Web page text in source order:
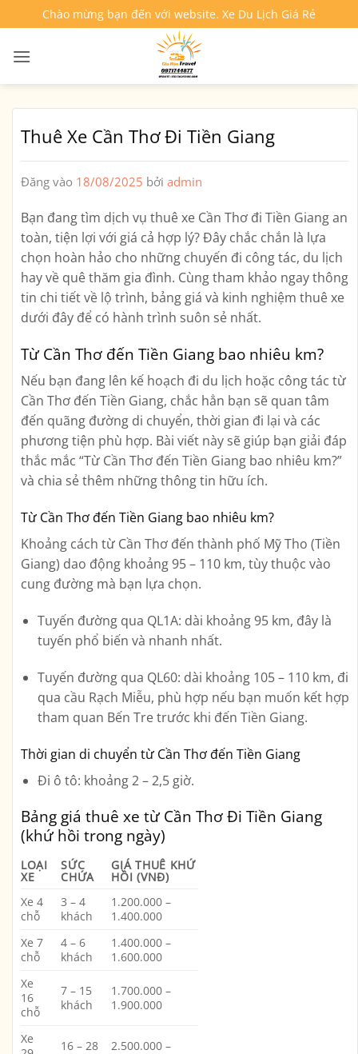
qua
nội
Chào mừng bạn đến với website. Xe Du Lịch Giá Rẻ
Thuê Xe Cần Thơ Đi Tiền Giang
Đăng vào 18/08/2025 bởi admin
Bạn đang tìm dịch vụ thuê xe Cần Thơ đi Tiền Giangan
toàn, tiện lợi với giá cả hợp lý? Đây chắc chắn là lựa
chọn hoàn hảo cho những chuyến đi công tác, du lịch
hay về quê thăm gia đình. Cùng tham khảo ngay thông
tin chi tiết về lộ trình, bảng giá và kinh nghiệm thuê xe
dưới đây để có hành trình suôn sẻ nhất.
Từ Cần Thơ đến Tiền Giang bao nhiêu km?
Nếu bạn đang lên kế hoạch đi du lịch hoặc công tác từ
Cần Thơ đến Tiền Giang, chắc hẳn bạn sẽ quan tâm
đến quãng đường di chuyển, thời gian đi lại và các
phương tiện phù hợp. Bài viết này sẽ giúp bạn giải đáp
thắc mắc “Từ Cần Thơ đến Tiền Giang bao nhiêu km?”
và chia sẻ thêm những thông tin hữu ích.
Từ Cần Thơ đến Tiền Giang bao nhiêu km?
Khoảng cách từ Cần Thơ đến thành phố Mỹ Tho (Tiền
Giang) dao động khoảng95 – 110 km, tùy thuộc vào
cung đường mà bạn lựa chọn.
Tuyến đường qua QL1A: dài khoảng95 km, đây là
tuyến phổ biến và nhanh nhất.
Tuyến đường qua QL60: dài khoảng 105 – 110 km, đi
qua cầu Rạch Miễu, phù hợp nếu bạn muốn kết hợp
tham quan Bến Tre trước khi đến Tiền Giang.
Thời gian di chuyển từ Cần Thơ đến Tiền Giang
Đi ô tô: khoảng2 – 2,5 giờ.
Bảng giá thuê xe từ Cần Thơ Đi Tiền Giang
(khứ hồi trong ngày)
LOẠI
XE
SỨC
CHỨA
GIÁ THUÊ KHỨ
HỒI (VNĐ)
Xe 4
chỗ
3 – 4
khách
1.200.000 –
1.400.000
Xe 7
chỗ
4 – 6
khách
1.400.000 –
1.600.000
Xe
16
chỗ
7 – 15
khách
1.700.000 –
1.900.000
Xe
16 – 28
2.500.000 –